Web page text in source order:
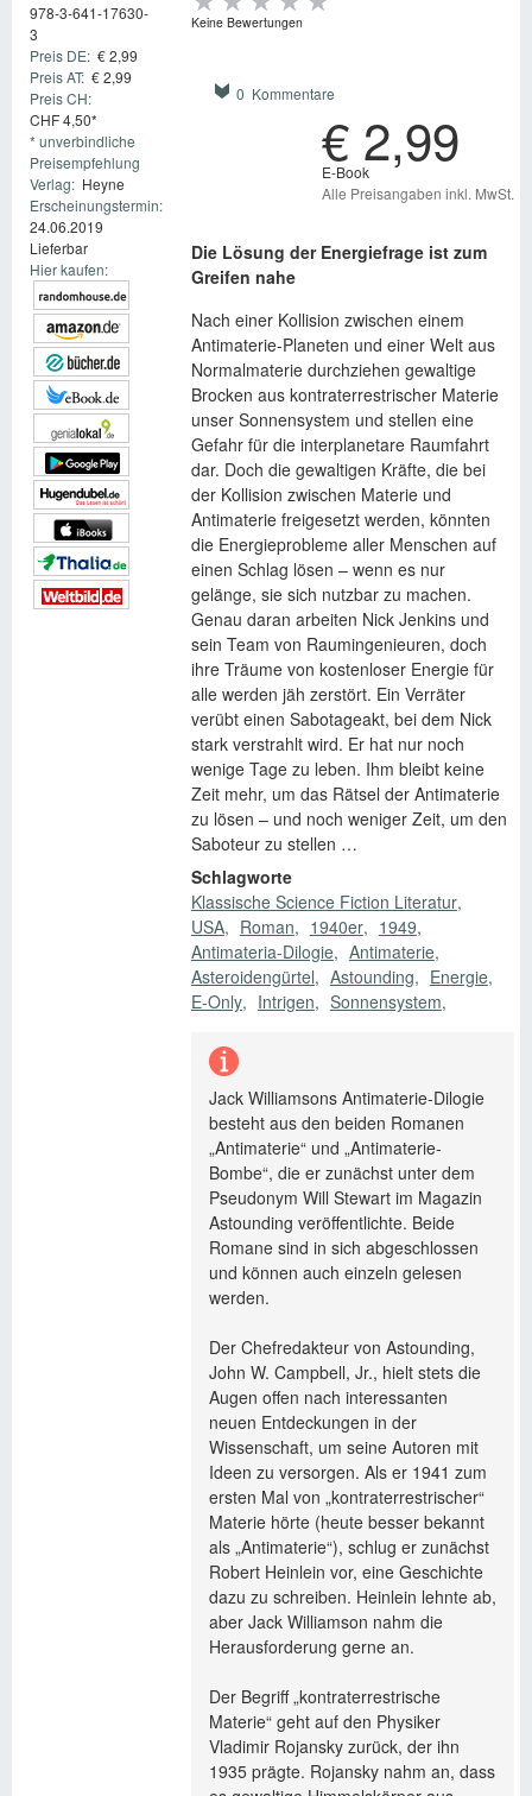
978-3-641-17630-
3
Preis DE: € 2,99
Preis AT: € 2,99
Preis CH:
CHF 4,50*
* unverbindliche
Preisempfehlung
Verlag: Heyne
Erscheinungstermin:
24.06.2019
Lieferbar
Hier kaufen:
Keine Bewertungen
0 Kommentare
€ 2,99
E-Book
Alle Preisangaben inkl. MwSt.
Die Lösung der Energiefrage ist zum
Greifen nahe
Nach einer Kollision zwischen einem
Antimaterie-Planeten und einer Welt aus
Normalmaterie durchziehen gewaltige
Brocken aus kontraterrestrischer Materie
unser Sonnensystem und stellen eine
Gefahr für die interplanetare Raumfahrt
dar. Doch die gewaltigen Kräfte, die bei
der Kollision zwischen Materie und
Antimaterie freigesetzt werden, könnten
die Energieprobleme aller Menschen auf
einen Schlag lösen – wenn es nur
gelänge, sie sich nutzbar zu machen.
Genau daran arbeiten Nick Jenkins und
sein Team von Raumingenieuren, doch
ihre Träume von kostenloser Energie für
alle werden jäh zerstört. Ein Verräter
verübt einen Sabotageakt, bei dem Nick
stark verstrahlt wird. Er hat nur noch
wenige Tage zu leben. Ihm bleibt keine
Zeit mehr, um das Rätsel der Antimaterie
zu lösen – und noch weniger Zeit, um den
Saboteur zu stellen …
Schlagworte
Klassische Science Fiction Literatur
USA
Roman 1940er
1949
Antimateria-Dilogie
Antimaterie
Asteroidengürtel
Astounding
Energie
E-Only
Intrigen Sonnensystem
Jack Williamsons Antimaterie-Dilogie
besteht aus den beiden Romanen
„Antimaterie“ und „Antimaterie-
Bombe“, die er zunächst unter dem
Pseudonym Will Stewart im Magazin
Astounding veröffentlichte. Beide
Romane sind in sich abgeschlossen
und können auch einzeln gelesen
werden.
Der Chefredakteur von Astounding,
John W. Campbell, Jr., hielt stets die
Augen offen nach interessanten
neuen Entdeckungen in der
Wissenschaft, um seine Autoren mit
Ideen zu versorgen. Als er 1941 zum
ersten Mal von „kontraterrestrischer“
Materie hörte (heute besser bekannt
als „Antimaterie“), schlug er zunächst
Robert Heinlein vor, eine Geschichte
dazu zu schreiben. Heinlein lehnte ab,
aber Jack Williamson nahm die
Herausforderung gerne an.
Der Begriff „kontraterrestrische
Materie“ geht auf den Physiker
Vladimir Rojansky zurück, der ihn
1935 prägte. Rojansky nahm an, dass